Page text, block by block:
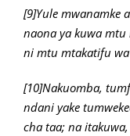
[9]Yule mwanamke
naona ya kuwa
ni mtu mtakatifu
[10]Nakuomba,
ndani yake
cha taa; na